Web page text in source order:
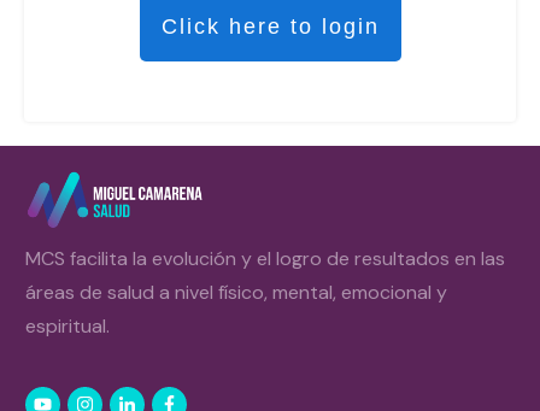
Click here to login
MCS facilita la evolución y el logro de resultados en las
áreas de salud a nivel físico, mental, emocional y
espiritual.